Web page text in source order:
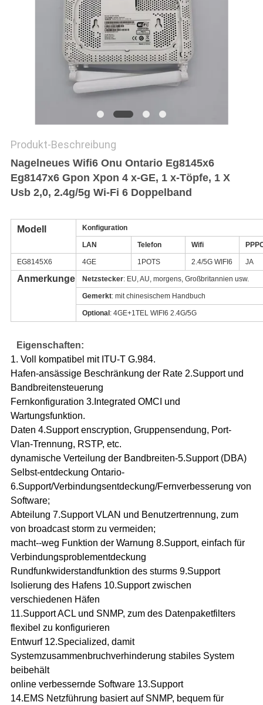
PRIVACY
Produkt-Beschreibung
Nagelneues Wifi6 Onu Ontario Eg8145x6
Eg8147x6 Gpon Xpon 4 x-GE, 1 x-Töpfe, 1 X
Usb 2,0, 2.4g/5g Wi-Fi 6 Doppelband
Modell Konfiguration
LAN Telefon Wifi
EG8145X6 4GE 1POTS 2.4/5G WIFI6 JA
Anmerkungen Netzstecker: EU, AU, morgens, Großbritannien usw.
Gemerkt: mit chinesischem Handbuch
Optional : 4GE+1TEL WIFI6 2.4G/5G
Eigenschaften:
1. Voll kompatibel mit ITU-T G.984.
Hafen-ansässige Beschränkung der Rate 2.Support und
Bandbreitensteuerung
Fernkonfiguration 3.Integrated OMCI und
Wartungsfunktion.
Daten 4.Support enscryption, Gruppensendung, Port-
Vlan-Trennung, RSTP, etc.
dynamische Verteilung der Bandbreiten-5.Support (DBA)
Selbst-entdeckung Ontario-
6.Support/Verbindungsentdeckung/Fernverbesserung von
Software;
Abteilung 7.Support VLAN und Benutzertrennung, zum
von broadcast storm zu vermeiden;
macht--weg Funktion der Warnung 8.Support, einfach für
Verbindungsproblementdeckung
Rundfunkwiderstandfunktion des sturms 9.Support
Isolierung des Hafens 10.Support zwischen
verschiedenen Häfen
11.Support ACL und SNMP, zum des Datenpaketfilters
flexibel zu konfigurieren
Entwurf 12.Specialized, damit
Systemzusammenbruchverhinderung stabiles System
beibehält
online verbessernde Software 13.Support
14.EMS Netzführung basiert auf SNMP, bequem für